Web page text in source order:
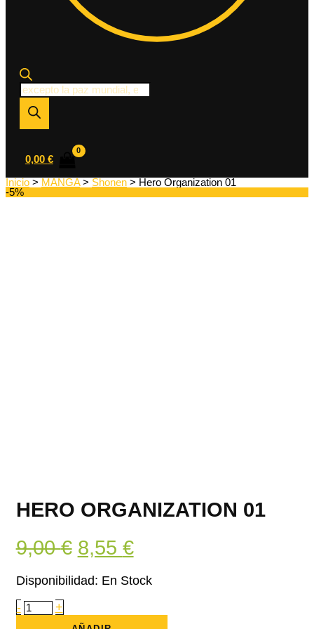
Búsqueda
de
productos
0,00 €
Inicio > MANGA> Shonen > Hero Organization 01
-5%
HERO ORGANIZATION 01
9,00€ El
precio
era:
8,55 €El
precio
Disponibilidad: En Stock
- Hero
Organization
+